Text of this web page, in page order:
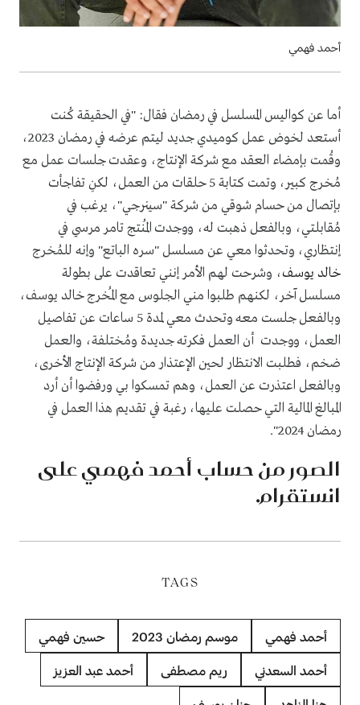
أحمد فهمي
أما عن كواليس المسلسل في رمضان فقال: "في الحقيقة كُنت
أستعد لخوض عمل كوميدي جديد ليتم عرضه في رمضان 2023،
وقُمت بإمضاء العقد مع شركة الإنتاج، وعقدت جلسات عمل مع
مُخرج كبير، وتمت كتابة 5 حلقات من العمل، لكنِ تفاجأت
بإتصال من حسام شوقي من شركة "سينرجي"، يرغب في
مُقابلتي، وبالفعل ذهبت له، ووجدت المُنتج تامر مرسي في
إنتظاري، وتحدثوا معي عن مسلسل "سره الباتع" وإنه للمُخرج
خالد يوسف، وشرحت لهم الأمر إنني تعاقدت على بطولة
مسلسل آخر، لكنهم طلبوا مني الجلوس مع المُخرج خالد يوسف،
وبالفعل جلست معه وتحدث معي لمدة 5 ساعات عن تفاصيل
العمل، ووجدت أن العمل فكرته جديدة ومُختلفة، والعمل
ضخم، فطلبت الانتظار لحين الإعتذار من شركة الإنتاج الأخرى،
وبالفعل اعتذرت عن العمل، وهم تمسكوا بي ورفضوا أن أرد
المبالغ المالية التي حصلت عليها، رغبة في تقديم هذا العمل في
رمضان 2024".
الصور من حساب أحمد فهمي على
انستقرام.
TAGS
أحمد فهمي موسم رمضان 2023 حسين فهمي
أحمد السعدني ريم مصطفى أحمد عبد العزيز